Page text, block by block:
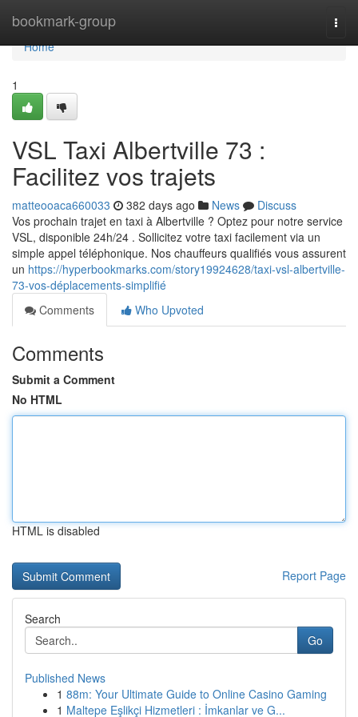
bookmark-group
Home
Home
1
VSL Taxi Albertville 73 :
Facilitez vos trajets
matteooaca660033 382 days ago News
Discuss
Vos prochain trajet en taxi à Albertville ? Optez pour notre service
VSL, disponible 24h/24 . Sollicitez votre taxi facilement via un
simple appel téléphonique. Nos chauffeurs qualifiés vous assurent
un https://hyperbookmarks.com/story19924628/taxi-vsl-albertville-
73-vos-déplacements-simplifié
Comments
Who Upvoted
Comments
Submit a Comment
No HTML
HTML is disabled
Report Page
Search
Go
Published News
1 88m: Your Ultimate Guide to Online Casino Gaming
1 Maltepe Eşlikçi Hizmetleri : İmkanlar ve G...